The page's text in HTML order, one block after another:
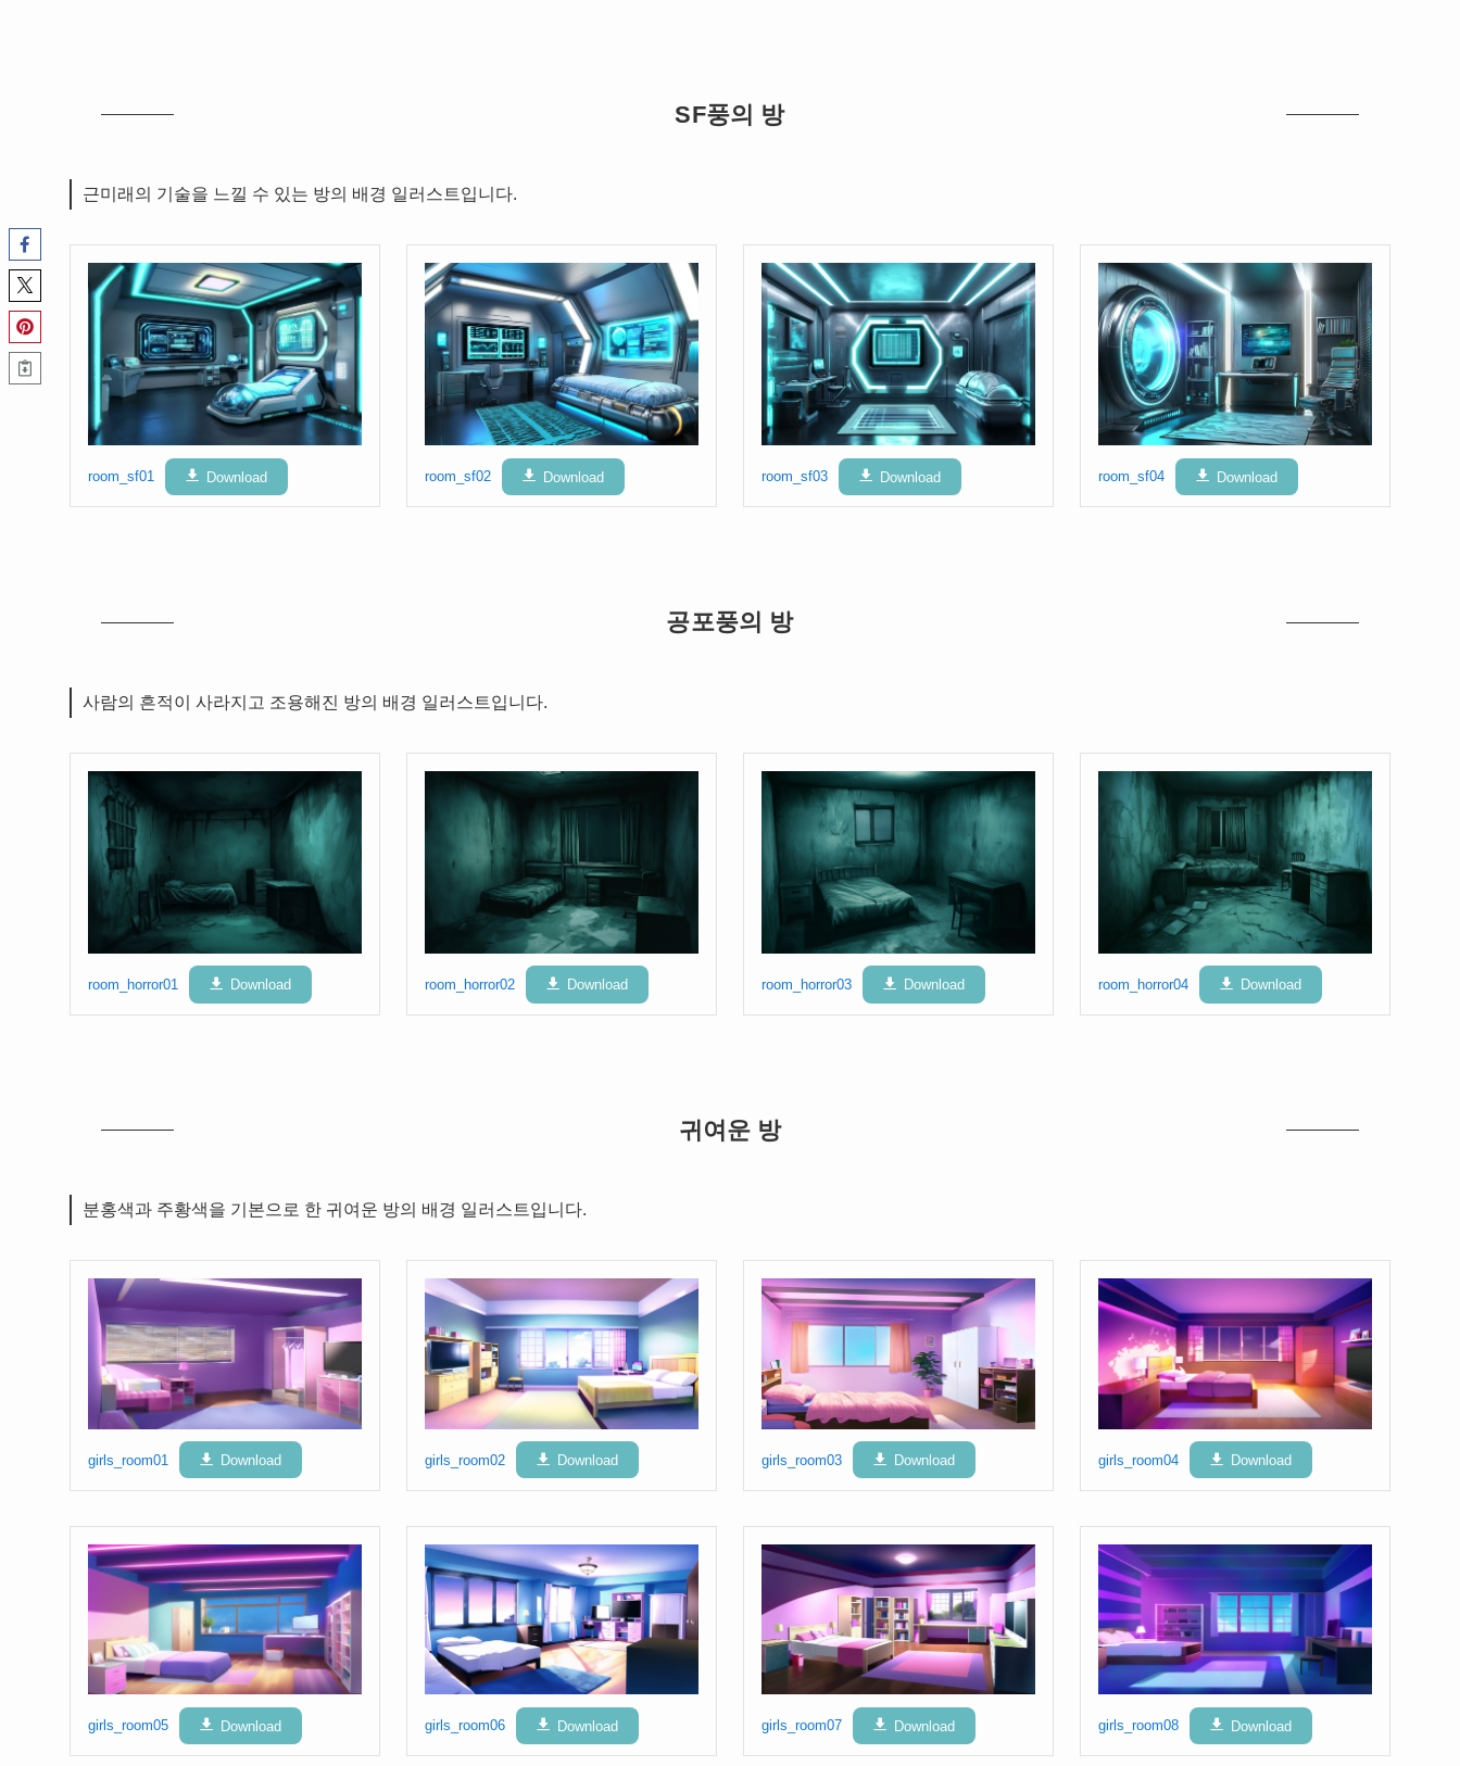
SF풍의 방
근미래의 기술을 느낄 수 있는 방의 배경 일러스트입니다.
room_sf01 Download room_sf02 Download room_sf03 Download room_sf04 Download
공포풍의 방
사람의 흔적이 사라지고 조용해진 방의 배경 일러스트입니다.
room_horror01 Download room_horror02 Download room_horror03 Download room_horror04 Download
귀여운 방
분홍색과 주황색을 기본으로 한 귀여운 방의 배경 일러스트입니다.
girls_room01 Download girls_room02 Download girls_room03 Download girls_room04 Download
girls_room05 Download girls_room06 Download girls_room07 Download girls_room08 Download